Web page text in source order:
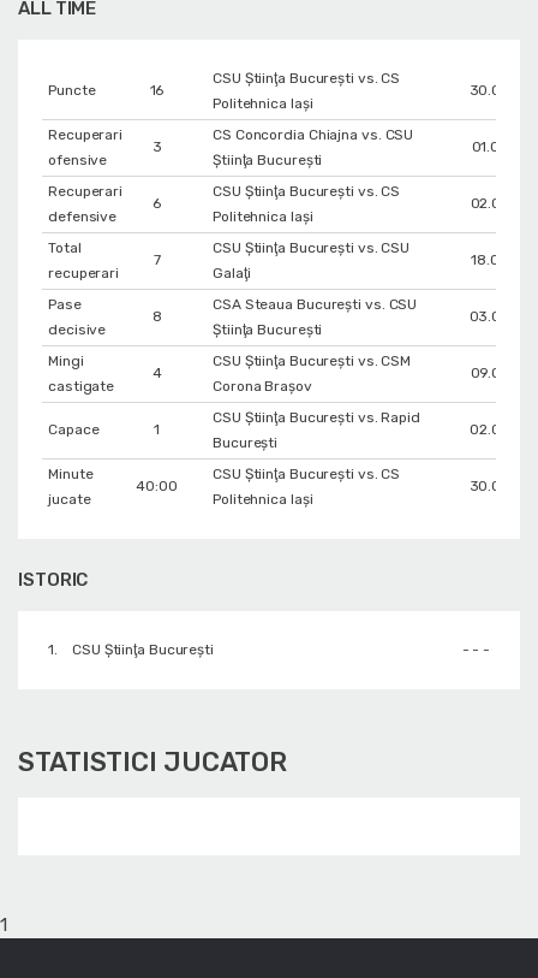
ALL TIME
Puncte 16
CSU Ştiinţa Bucureşti vs. CS
Politehnica Iași
Recuperari
ofensive
3
CS Concordia Chiajna vs. CSU
Ştiinţa Bucureşti
Recuperari
defensive
6
CSU Ştiinţa Bucureşti vs. CS
Politehnica Iași
Total
recuperari
7
CSU Ştiinţa Bucureşti vs. CSU
Galaţi
Pase
decisive
8
CSA Steaua București vs. CSU
Ştiinţa Bucureşti
Mingi
castigate
4
CSU Ştiinţa Bucureşti vs. CSM
Corona Braşov
Capace 1
CSU Ştiinţa Bucureşti vs. Rapid
București
Minute
jucate
40:00
CSU Ştiinţa Bucureşti vs. CS
Politehnica Iași
ISTORIC
1. CSU Ştiinţa Bucureşti - - -
STATISTICI JUCATOR
1